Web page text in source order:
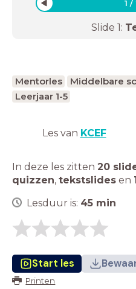
1 /
Slide 1:
Mentorles Middelbare
Leerjaar 1-5
Les van KCEF
In deze les zitten 20
quizzen, tekstslides en
Lesduur is: 45 min
Start les
Printen